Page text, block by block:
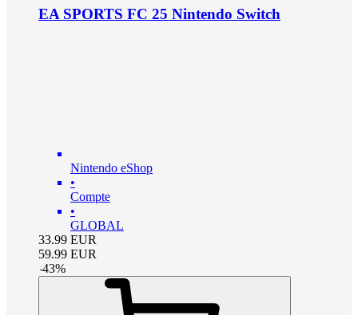
EA SPORTS FC 25 Nintendo Switch
Nintendo eShop
•
Compte
•
GLOBAL
33.99 EUR
59.99 EUR
-43%